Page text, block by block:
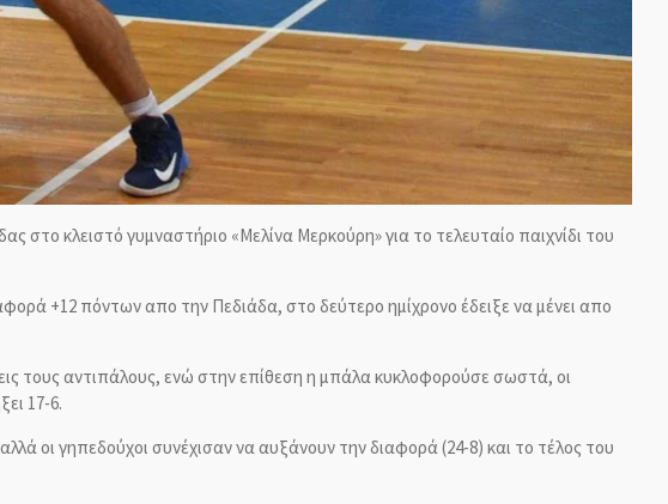
κλειστό γυμναστήριο «Μελίνα Μερκούρη» για το τελευταίο παιχνίδι του
+12 πόντων απο την Πεδιάδα, στο δεύτερο ημίχρονο έδειξε να μένει απο
τους αντιπάλους, ενώ στην επίθεση η μπάλα κυκλοφορούσε σωστά, οι
17-6.
οι γηπεδούχοι συνέχισαν να αυξάνουν την διαφορά (24-8) και το τέλος του